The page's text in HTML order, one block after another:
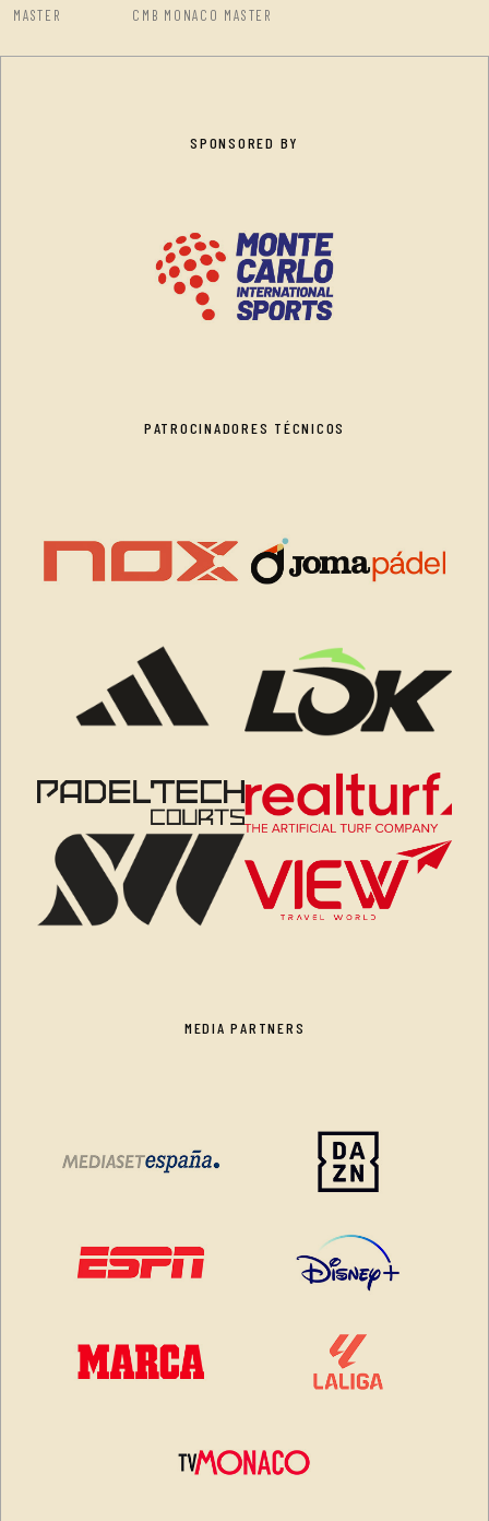
MASTER CMB MONACO MASTER
SPONSORED BY
PATROCINADORES TÉCNICOS
MEDIA PARTNERS